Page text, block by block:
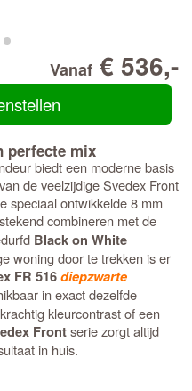
Vanaf € 536,-
perfecte mix
biedt een moderne basis
de veelzijdige Svedex Front
speciaal ontwikkelde 8 mm
combineren met de
Black on White
woning door te trekken is er
FR 516diepzwarte
in exact dezelfde
kleurcontrast of een
Frontserie zorgt altijd
in huis.